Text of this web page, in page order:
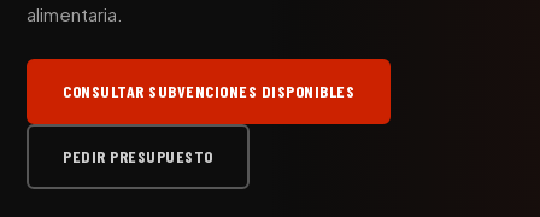
alimentaria.
CONSULTAR SUBVENCIONES DISPONIBLES
PEDIR PRESUPUESTO